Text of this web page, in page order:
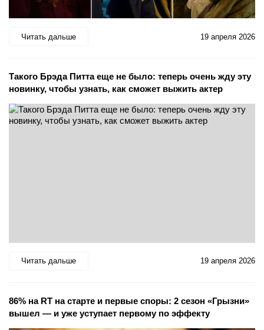
Читать дальше 19 апреля 2026
Такого Брэда Питта еще не было: теперь очень жду эту
новинку, чтобы узнать, как сможет выжить актер
Читать дальше 19 апреля 2026
86% на RT на старте и первые споры: 2 сезон «Грызни»
вышел — и уже уступает первому по эффекту